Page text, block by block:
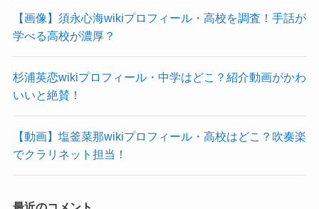
【画像】須永心海wikiプロフィール・高校を調査！手話が
学べる高校が濃厚？
杉浦英恋wikiプロフィール・中学はどこ？紹介動画がかわ
いいと絶賛！
【動画】塩釜菜那wikiプロフィール・高校はどこ？吹奏楽
でクラリネット担当！